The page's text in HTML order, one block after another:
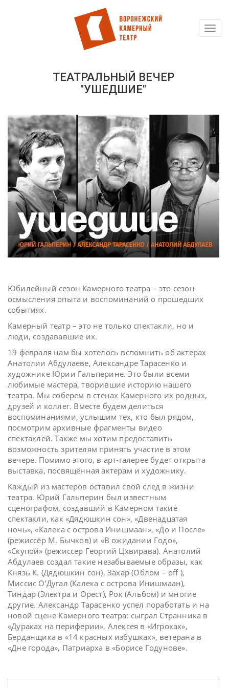
ТЕАТРАЛЬНЫЙ ВЕЧЕР
"УШЕДШИЕ"
Юбилейный сезон Камерного театра – это сезон
осмысления опыта и воспоминаний о прошедших
событиях.
Камерный театр – это не только спектакли, но и
люди, создававшие их.
19 февраля нам бы хотелось вспомнить об актерах
Анатолии Абдулаеве, Александре Тарасенко и
художнике Юрии Гальперине. Это были всеми
любимые мастера, творившие историю нашего
театра. Мы соберем в стенах Камерного их родных,
друзей и коллег. Вместе будем делиться
воспоминаниями, услышим тех, кто был рядом,
посмотрим архивные фрагменты видео
спектаклей. Также мы хотим предоставить
возможность зрителям принять участие в этом
вечере. Помимо этого, в арт-галерее будет открыта
выставка, посвящённая актерам и художнику.
Каждый из мастеров оставил свой след в жизни
театра. Юрий Гальперин был известным
сценографом, создавший в Камерном такие
спектакли, как «Дядюшкин сон», «Двенадцатая
ночь», «Калека с острова Инишмаан», «До и После»
(режиссёр М. Бычков) и «В ожидании Годо»,
«Скупой» (режиссёр Георгий Цхвирава). Анатолий
Абдулаев создал такие незабываемые образы, как
Князь К. (Дядюшкин сон), Захар (Облом – off ),
Миссис О’Дугал (Калека с острова Инишмаан),
Тиндар (Электра и Орест), Рок (Альбом) и многие
другие. Александр Тарасенко успел поработать и на
новой сцене Камерного театра: сыграл Странника в
«Дураках на периферии», Алексея в «Игроках»,
Берданщика в «14 красных избушках», ветерана в
«Дне города», Патриарха в «Борисе Годунове».